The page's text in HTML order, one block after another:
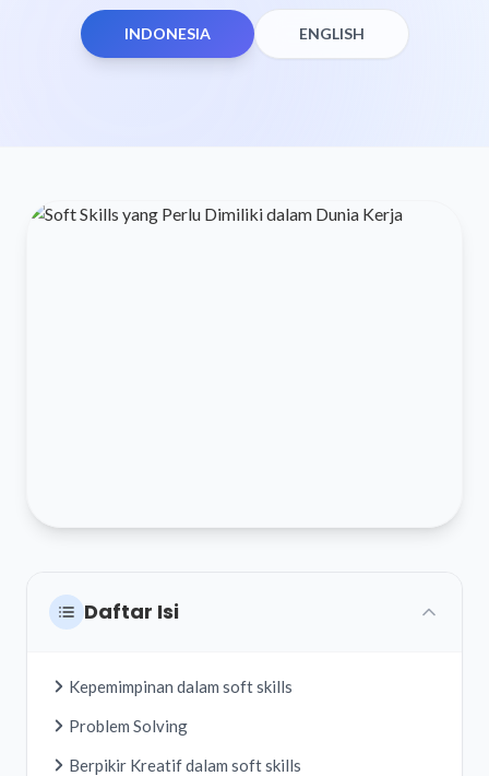
INDONESIA ENGLISH
Daftar Isi
Kepemimpinan dalam soft skills
Problem Solving
Berpikir Kreatif dalam soft skills